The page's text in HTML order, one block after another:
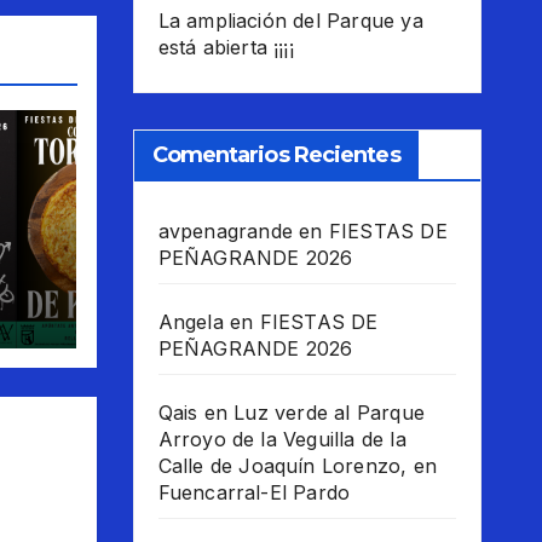
las
La ampliación del Parque ya
está abierta ¡¡¡¡
Comentarios Recientes
avpenagrande en FIESTAS DE
PEÑAGRANDE 2026
Angelaen FIESTAS DE
PEÑAGRANDE 2026
Qais en Luz verde al Parque
Arroyo de la Veguilla de la
Calle de Joaquín Lorenzo, en
Fuencarral-El Pardo